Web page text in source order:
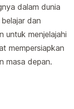
dalam dunia
dan
untuk menjelajahi
mempersiapkan
masa depan.